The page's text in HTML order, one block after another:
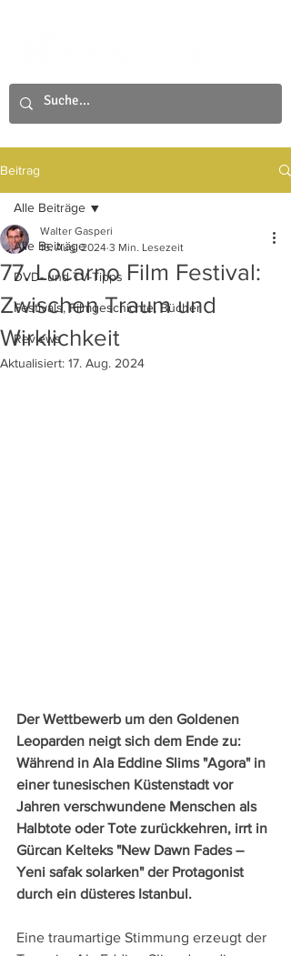
Beitrag
Alle Beiträge
DVD- und TV-Tipps
Festivals, Filmgeschichte, Bücher
Reviews
Alle Beiträge
77. Locarno Film Festival:
Zwischen Traum und
Wirklichkeit
Walter Gasperi
16. Aug. 2024 3 Min. Lesezeit
Aktualisiert: 17. Aug. 2024
Der Wettbewerb um den Goldenen
Leoparden neigt sich dem Ende zu:
Während in Ala Eddine Slims "Agora" in
einer tunesischen Küstenstadt vor
Jahren verschwundene Menschen als
Halbtote oder Tote zurückkehren, irrt in
Gürcan Kelteks "New Dawn Fades –
Yeni safak solarken" der Protagonist
durch ein düsteres Istanbul.
Eine traumartige Stimmung erzeugt der